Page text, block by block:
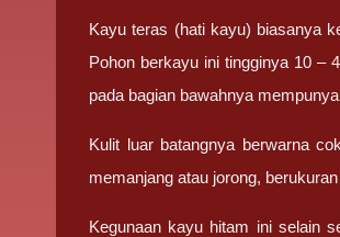
Kayu teras (hati kayu) biasanya
Pohon berkayu ini tingginya 10 –
pada bagian bawahnya
Kulit luar batangnya berwarna
memanjang atau jorong,
Kegunaan kayu hitam ini selain